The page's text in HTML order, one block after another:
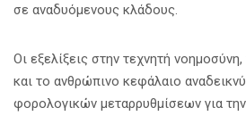
σε αναδυόμενους κλάδους.
Οι εξελίξεις στην τεχνητή
και το ανθρώπινο κεφάλαιο
φορολογικών μεταρρυθμίσεων για